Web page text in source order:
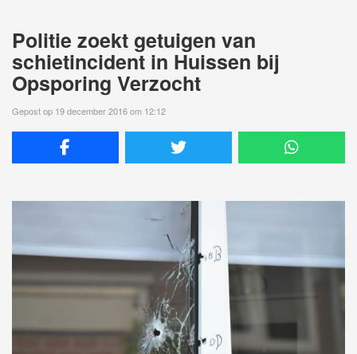
Politie zoekt getuigen van
schietincident in Huissen bij
Opsporing Verzocht
Gepost op 19 december 2016 om 12:12